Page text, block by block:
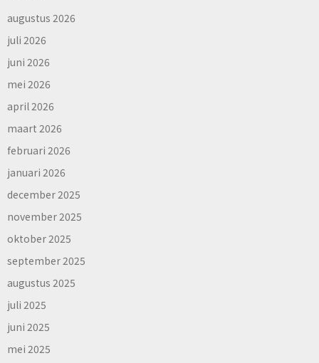
augustus 2026
juli 2026
juni 2026
mei 2026
april 2026
maart 2026
februari 2026
januari 2026
december 2025
november 2025
oktober 2025
september 2025
augustus 2025
juli 2025
juni 2025
mei 2025